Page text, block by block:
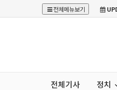
전체메뉴보기
전체기사 정치